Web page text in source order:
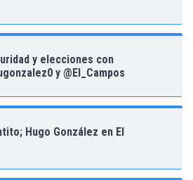
y elecciones con
y @El_Campos
Hugo González en El